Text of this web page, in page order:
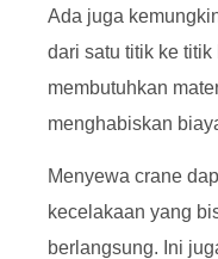
Ada juga
dari satu titik ke
membutuhkan
menghabiskan
Menyewa crane
kecelakaan yang
berlangsung. Ini